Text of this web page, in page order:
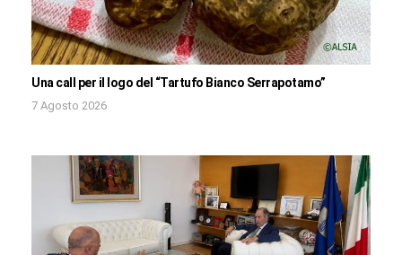
Una call per il logo del “Tartufo Bianco Serrapotamo”
7 Agosto 2026